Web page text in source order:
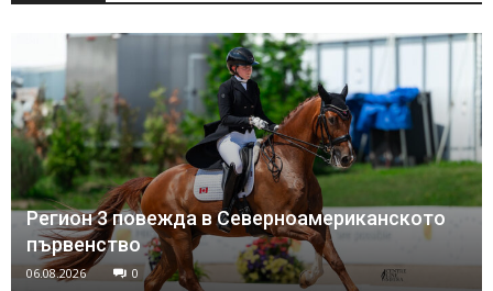
Регион 3 повежда в Северноамериканското
първенство
06.08.2026 0